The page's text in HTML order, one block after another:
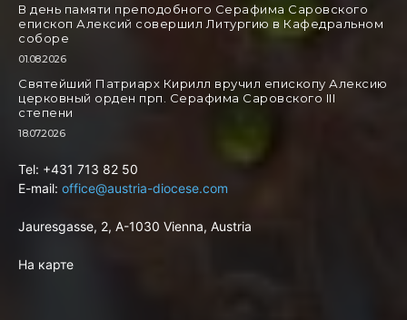
В день памяти преподобного Серафима Саровского
епископ Алексий совершил Литургию в Кафедральном
соборе
01.08.2026
Святейший Патриарх Кирилл вручил епископу Алексию
церковный орден прп. Серафима Саровского III
степени
18.07.2026
Tel: +431 713 82 50
E-mail: office@austria-diocese.com
Jauresgasse, 2, A-1030 Vienna, Austria
На карте